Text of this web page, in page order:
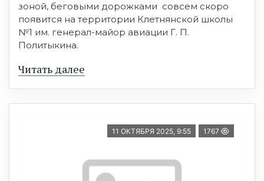
зоной, беговыми дорожками совсем скоро
появится на территории Клетнянской школы
№1 им. генерал-майор авиации Г. П.
Политыкина.
Читать далее
11 ОКТЯБРЯ 2025, 9:55 1767